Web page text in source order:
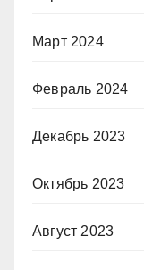
Март 2024
Февраль 2024
Декабрь 2023
Октябрь 2023
Август 2023